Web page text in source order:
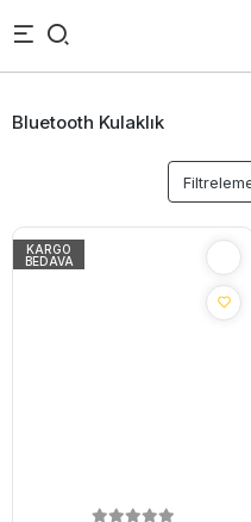
Bluetooth Kulaklık
KARGO
BEDAVA